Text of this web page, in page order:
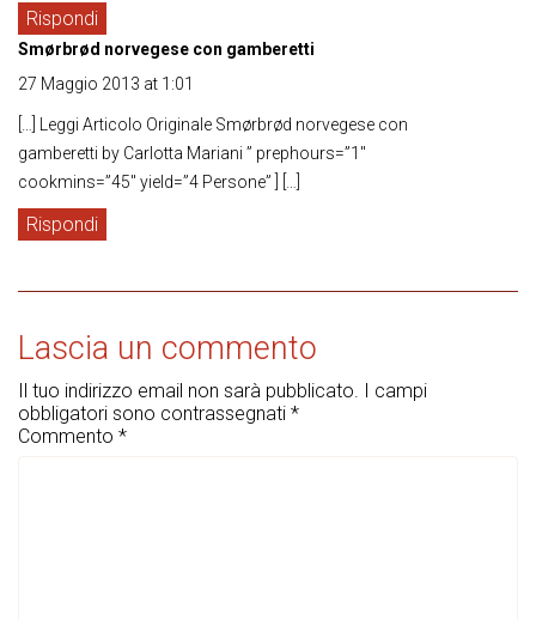
Rispondi
Smørbrød norvegese con gamberetti
27 Maggio 2013 at 1:01
[…] Leggi Articolo Originale Smørbrød norvegese con
gamberetti by Carlotta Mariani ” prephours=”1″
cookmins=”45″ yield=”4 Persone” ] […]
Rispondi
Lascia un commento
Il tuo indirizzo email non sarà pubblicato. I campi
obbligatori sono contrassegnati *
Commento *